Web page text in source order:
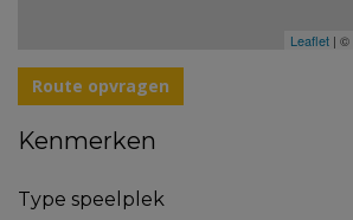
Leaflet | ©
Route opvragen
Kenmerken
Type speelplek